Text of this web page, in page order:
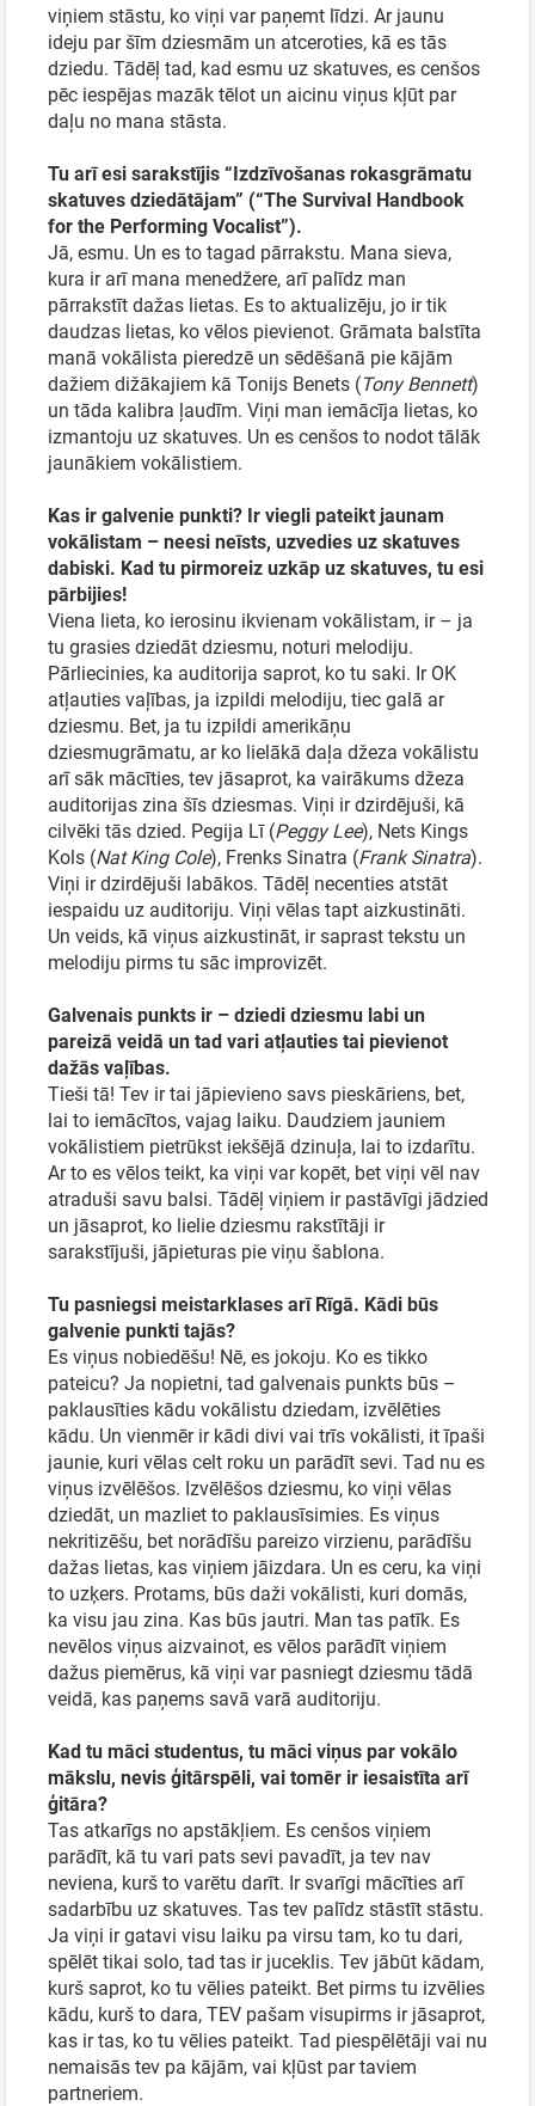
viņiem stāstu, ko viņi var paņemt līdzi. Ar jaunu
ideju par šīm dziesmām un atceroties, kā es tās
dziedu. Tādēļ tad, kad esmu uz skatuves, es cenšos
pēc iespējas mazāk tēlot un aicinu viņus kļūt par
daļu no mana stāsta.
Tu arī esi sarakstījis “Izdzīvošanas rokasgrāmatu
skatuves dziedātājam” (“The Survival Handbook
for the Performing Vocalist”).
Jā, esmu. Un es to tagad pārrakstu. Mana sieva,
kura ir arī mana menedžere, arī palīdz man
pārrakstīt dažas lietas. Es to aktualizēju, jo ir tik
daudzas lietas, ko vēlos pievienot. Grāmata balstīta
manā vokālista pieredzē un sēdēšanā pie kājām
dažiem dižākajiem kā Tonijs Benets (Tony Bennett)
un tāda kalibra ļaudīm. Viņi man iemācīja lietas, ko
izmantoju uz skatuves. Un es cenšos to nodot tālāk
jaunākiem vokālistiem.
Kas ir galvenie punkti? Ir viegli pateikt jaunam
vokālistam – neesi neīsts, uzvedies uz skatuves
dabiski. Kad tu pirmoreiz uzkāp uz skatuves, tu esi
pārbijies!
Viena lieta, ko ierosinu ikvienam vokālistam, ir – ja
tu grasies dziedāt dziesmu, noturi melodiju.
Pārliecinies, ka auditorija saprot, ko tu saki. Ir OK
atļauties vaļības, ja izpildi melodiju, tiec galā ar
dziesmu. Bet, ja tu izpildi amerikāņu
dziesmugrāmatu, ar ko lielākā daļa džeza vokālistu
arī sāk mācīties, tev jāsaprot, ka vairākums džeza
auditorijas zina šīs dziesmas. Viņi ir dzirdējuši, kā
cilvēki tās dzied. Pegija Lī (Peggy Lee), Nets Kings
Kols (Nat King Cole), Frenks Sinatra (Frank Sinatra).
Viņi ir dzirdējuši labākos. Tādēļ necenties atstāt
iespaidu uz auditoriju. Viņi vēlas tapt aizkustināti.
Un veids, kā viņus aizkustināt, ir saprast tekstu un
melodiju pirms tu sāc improvizēt.
Galvenais punkts ir – dziedi dziesmu labi un
pareizā veidā un tad vari atļauties tai pievienot
dažās vaļības.
Tieši tā! Tev ir tai jāpievieno savs pieskāriens, bet,
lai to iemācītos, vajag laiku. Daudziem jauniem
vokālistiem pietrūkst iekšējā dzinuļa, lai to izdarītu.
Ar to es vēlos teikt, ka viņi var kopēt, bet viņi vēl nav
atraduši savu balsi. Tādēļ viņiem ir pastāvīgi jādzied
un jāsaprot, ko lielie dziesmu rakstītāji ir
sarakstījuši, jāpieturas pie viņu šablona.
Tu pasniegsi meistarklases arī Rīgā. Kādi būs
galvenie punkti tajās?
Es viņus nobiedēšu! Nē, es jokoju. Ko es tikko
pateicu? Ja nopietni, tad galvenais punkts būs –
paklausīties kādu vokālistu dziedam, izvēlēties
kādu. Un vienmēr ir kādi divi vai trīs vokālisti, it īpaši
jaunie, kuri vēlas celt roku un parādīt sevi. Tad nu es
viņus izvēlēšos. Izvēlēšos dziesmu, ko viņi vēlas
dziedāt, un mazliet to paklausīsimies. Es viņus
nekritizēšu, bet norādīšu pareizo virzienu, parādīšu
dažas lietas, kas viņiem jāizdara. Un es ceru, ka viņi
to uzķers. Protams, būs daži vokālisti, kuri domās,
ka visu jau zina. Kas būs jautri. Man tas patīk. Es
nevēlos viņus aizvainot, es vēlos parādīt viņiem
dažus piemērus, kā viņi var pasniegt dziesmu tādā
veidā, kas paņems savā varā auditoriju.
Kad tu māci studentus, tu māci viņus par vokālo
mākslu, nevis ģitārspēli, vai tomēr ir iesaistīta arī
ģitāra?
Tas atkarīgs no apstākļiem. Es cenšos viņiem
parādīt, kā tu vari pats sevi pavadīt, ja tev nav
neviena, kurš to varētu darīt. Ir svarīgi mācīties arī
sadarbību uz skatuves. Tas tev palīdz stāstīt stāstu.
Ja viņi ir gatavi visu laiku pa virsu tam, ko tu dari,
spēlēt tikai solo, tad tas ir juceklis. Tev jābūt kādam,
kurš saprot, ko tu vēlies pateikt. Bet pirms tu izvēlies
kādu, kurš to dara, TEV pašam visupirms ir jāsaprot,
kas ir tas, ko tu vēlies pateikt. Tad piespēlētāji vai nu
nemaisās tev pa kājām, vai kļūst par taviem
partneriem.